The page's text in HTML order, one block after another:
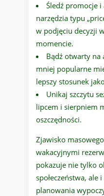
Śledź promocje
narzędzia typu
w podjęciu decyzji
momencie.
Bądź otwarty na
mniej popularne
lepszy stosunek
Unikaj szczytu
lipcem i sierpniem
oszczędności.
Zjawisko
wakacyjnymi
pokazuje nie tylko
społeczeństwa, ale
planowania